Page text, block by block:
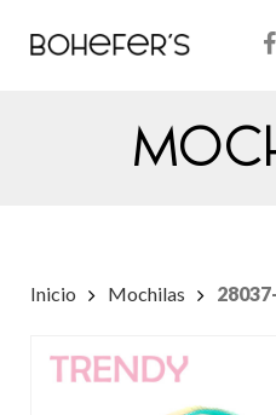
Inicio Mochilas